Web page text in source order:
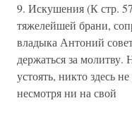
9. Искушения (К стр.
тяжелейшей брани,
владыка Антоний
держаться за
устоять, никто здесь
несмотря ни на свой